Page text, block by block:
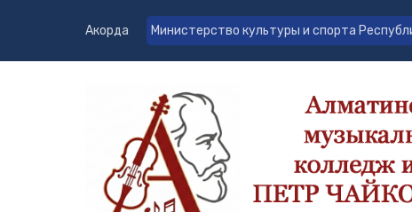
Акорда Министерство культуры и спорта